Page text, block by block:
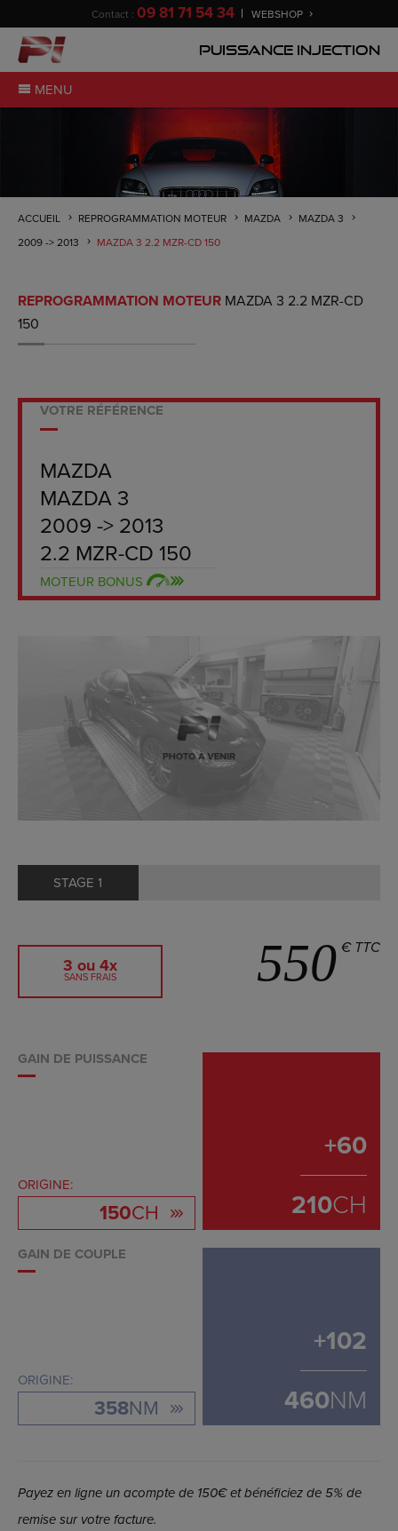
Contact : 09 81 71 54 34 WEBSHOP
Puissance Injection
MENU
ACCUEIL REPROGRAMMATION MOTEUR MAZDA
MAZDA 3
2009 -> 2013
MAZDA 3 2.2 MZR-CD 150
REPROGRAMMATION MOTEUR MAZDA 3 2.2 MZR-CD
150
VOTRE RÉFÉRENCE
MAZDA
MAZDA 3
2009 -> 2013
2.2 MZR-CD 150
MOTEUR BONUS
STAGE 1
3 ou 4x
SANS FRAIS 550 € TTC
GAIN DE PUISSANCE
ORIGINE:
150CH
+60
210CH
GAIN DE COUPLE
ORIGINE:
358NM
+102
460NM
Payez en ligne un acompte de 150€ et bénéficiez de 5% de
remise sur votre facture.